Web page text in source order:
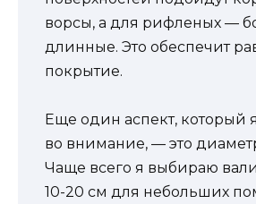
ворсы, а для рифленых —
длинные. Это обеспечит
покрытие.
Еще один аспект,
во внимание, — это
Чаще всего я выбираю
10-20 см для небольших